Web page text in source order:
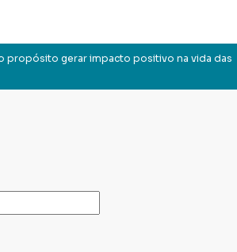
propósito gerar impacto positivo na vida das